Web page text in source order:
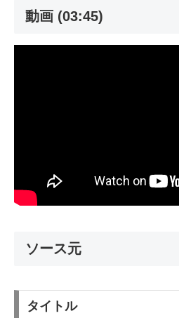
動画 (03:45)
ソース元
タイトル